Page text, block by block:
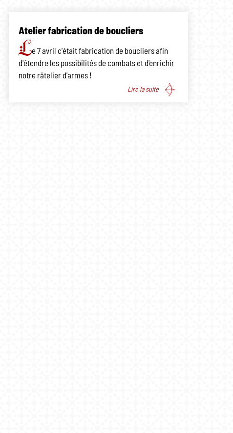
Atelier fabrication de boucliers
Le 7 avril c'était fabrication de boucliers afin
d'étendre les possibilités de combats et d'enrichir
notre râtelier d'armes !
Lire la suite